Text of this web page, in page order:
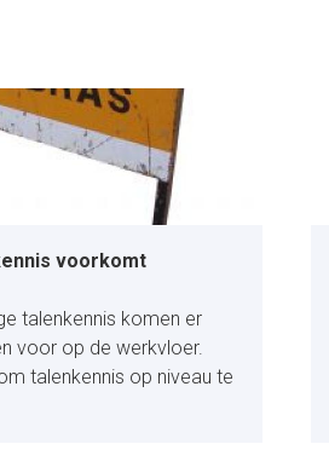
voorkomt
talenkennis komen er
voor op de werkvloer.
talenkennis op niveau te